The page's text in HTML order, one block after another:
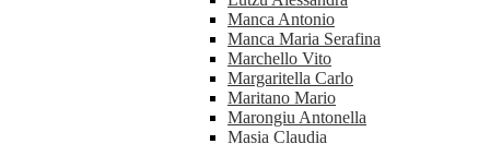
Manca Antonio
Manca Maria Serafina
Marchello Vito
Margaritella Carlo
Maritano Mario
Marongiu Antonella
Masia Claudia